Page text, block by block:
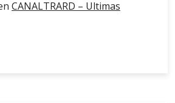
CANALTRARD – Ultimas